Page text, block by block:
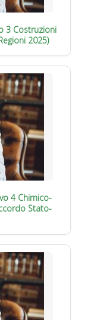
3 Costruzioni
2025)
4 Chimico-
Stato-